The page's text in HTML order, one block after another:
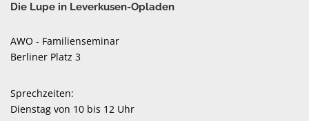
Die Lupe in Leverkusen-Opladen
AWO - Familienseminar
Berliner Platz 3
Sprechzeiten:
Dienstag von 10 bis 12 Uhr